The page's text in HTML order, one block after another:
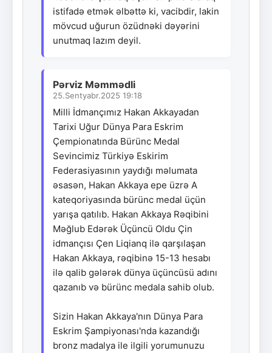
istifadə etmək əlbəttə ki, vacibdir, lakin
mövcud uğurun özüdnəki dəyərini
unutmaq lazım deyil.
Pərviz Məmmədli
25.Sentyabr.2025 19:18
Milli İdmançımız Hakan Akkayadan
Tarixi Uğur Dünya Para Eskrim
Çempionatında Bürünc Medal
Sevincimiz Türkiyə Eskirim
Federasiyasının yaydığı məlumata
əsasən, Hakan Akkaya epe üzrə A
kateqoriyasında bürünc medal üçün
yarışa qatılıb. Hakan Akkaya Rəqibini
Məğlub Edərək Üçüncü Oldu Çin
idmançısı Çen Liqianq ilə qarşılaşan
Hakan Akkaya, rəqibinə 15-13 hesabı
ilə qalib gələrək dünya üçüncüsü adını
qazanıb və bürünc medala sahib olub.
Sizin Hakan Akkaya'nın Dünya Para
Eskrim Şampiyonası'nda kazandığı
bronz madalya ile ilgili yorumunuzu